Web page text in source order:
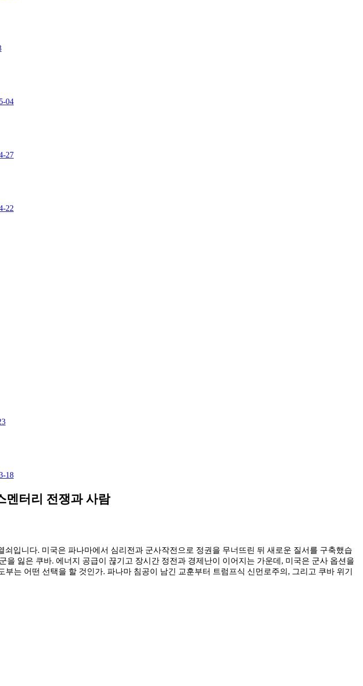
04
27
22
18
멘터리 전쟁과 사람
입니다. 미국은 파나마에서 심리전과 군사작전으로 정권을 무너뜨린 뒤 새로운 질서를 구축했습
잃은 쿠바. 에너지 공급이 끊기고 장시간 정전과 경제난이 이어지는 가운데, 미국은 군사 옵션을
는 어떤 선택을 할 것인가. 파나마 침공이 남긴 교훈부터 트럼프식 신먼로주의, 그리고 쿠바 위기